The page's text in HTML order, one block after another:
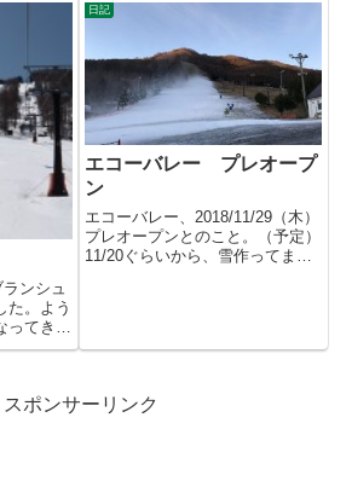
ンシュ
た。よう
てきま
日記
エコーバレー プレオープ
ン
エコーバレー、2018/11/29（木）
プレオープンとのこと。（予定）
11/20ぐらいから、雪作ってま
スポンサーリンク